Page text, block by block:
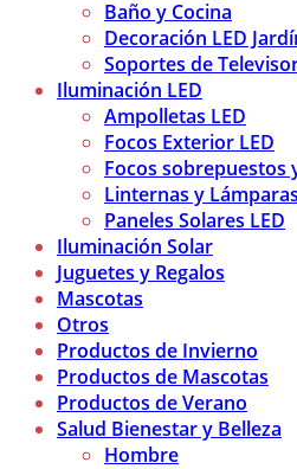
Baño y Cocina
Decoración LED
Soportes de
Iluminación LED
Ampolletas LED
Focos Exterior LED
Focos sobrepuestos
Linternas y
Paneles Solares LED
Iluminación Solar
Juguetes y Regalos
Mascotas
Otros
Productos de Invierno
Productos de Mascotas
Productos de Verano
Salud Bienestar y Belleza
Hombre